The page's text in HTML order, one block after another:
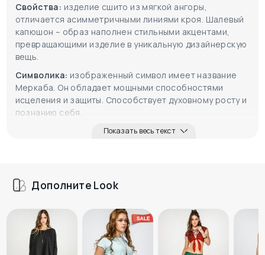
Свойства: изделие сшито из мягкой ангоры,
отличается асимметричными линиями кроя. Шалевый
капюшон – образ наполнен стильными акцентами,
превращающими изделие в уникальную дизайнерскую
вещь.
Символика: изображенный символ имеет название
Меркаба. Он обладает мощными способностями
исцеления и защиты. Способствует духовному росту и
познанию себя.
Показать весь текст
Дополните Look